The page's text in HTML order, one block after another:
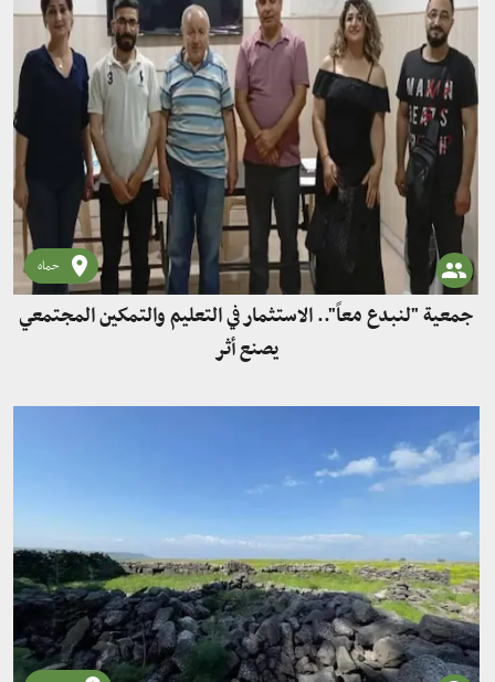
حماه
جمعية "لنبدع معاً".. الاستثمار في التعليم والتمكين المجتمعي
يصنع أثر